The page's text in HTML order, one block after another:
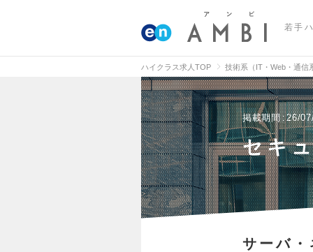
若手
ハイクラス求人TOP 技術系（IT・Web・通信
掲載期間 26/
セキ
サーバ